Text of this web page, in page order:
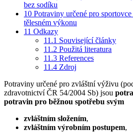
bez sodíku
10 Potraviny určené pro
tělesném výkonu
11 Odkazy
11.1 Související články
11.2 Použitá literatura
11.3 References
11.4 Zdroj
Potraviny určené pro zvláštní výživu
zdravotnictví ČR 54/2004 Sb) jsou
potravin pro běžnou spotřebu svým
zvláštním složením,
zvláštním výrobním postupem,